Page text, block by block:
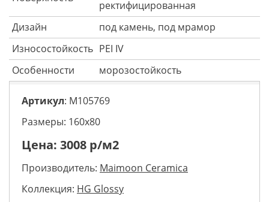
ректифицированная
Дизайн
под камень, под мрамор
Износостойкость PEI IV
Особенности
морозостойкость
Артикул: M105769
Размеры: 160х80
Цена: 3008 р/м2
Производитель: Maimoon Ceramica
Коллекция: HG Glossy